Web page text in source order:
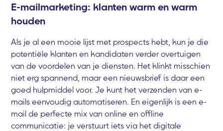
E-mailmarketing: klanten warm en warm
houden
Als je al een mooie lijst met prospects hebt, kun je die
potentiële klanten en kandidaten verder overtuigen
van de voordelen van je diensten. Het klinkt misschien
niet erg spannend, maar een nieuwsbrief is daar een
goed hulpmiddel voor. Je kunt het verzenden van e-
mails eenvoudig automatiseren. En eigenlijk is een e-
mail de perfecte mix van online en offline
communicatie: je verstuurt iets via het digitale